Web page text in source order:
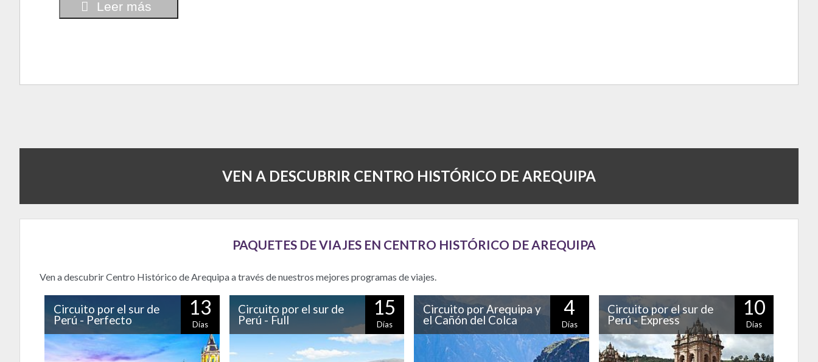
Leer más
VEN A DESCUBRIR CENTRO HISTÓRICO DE AREQUIPA
PAQUETES DE VIAJES EN CENTRO HISTÓRICO DE AREQUIPA
Ven a descubrir Centro Histórico de Arequipa a través de nuestros mejores programas de viajes.
Circuito por el sur de
Perú - Perfecto
13
Días
Es uno de los circuitos más completos
que podrás hacer para recorrer los
Circuito por el sur de
Perú - Full
15
Días
Descubre los principales atractivos del
sur del Perú de manera pausada y
Circuito por Arequipa y
el Cañón del Colca
4
Días
Conocida como "la Ciudad Blanca" por sus
construcciones en sillar, Arequipa es una
Circuito por el sur de
Perú - Express
10
Días
Recorre los principales atractivos de la
zona sur del Perú pasando por Lima,